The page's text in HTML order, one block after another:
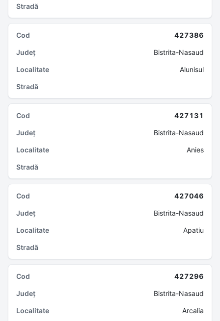
427386
Bistrita-Nasaud
Alunisul
427131
Bistrita-Nasaud
Anies
427046
Bistrita-Nasaud
Apatiu
427296
Bistrita-Nasaud
Arcalia